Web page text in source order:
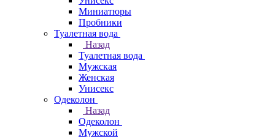
Миниатюры
Пробники
Туалетная вода
Назад
Туалетная вода
Мужская
Женская
Унисекс
Одеколон
Назад
Одеколон
Мужской